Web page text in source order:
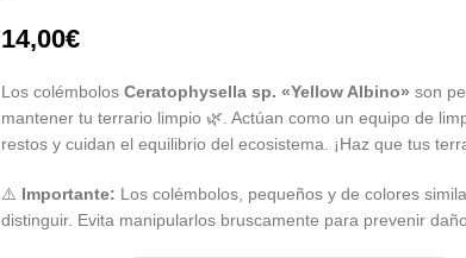
14,00€
Los colémbolos Ceratophysella sp. «Yellow Albino» son
mantener tu terrario limpio 🌿. Actúan como un equipo de
restos y cuidan el equilibrio del ecosistema. ¡Haz que tus
⚠️ Importante: Los colémbolos, pequeños y de colores
distinguir. Evita manipularlos bruscamente para prevenir